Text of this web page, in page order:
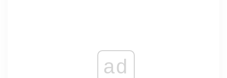
ad